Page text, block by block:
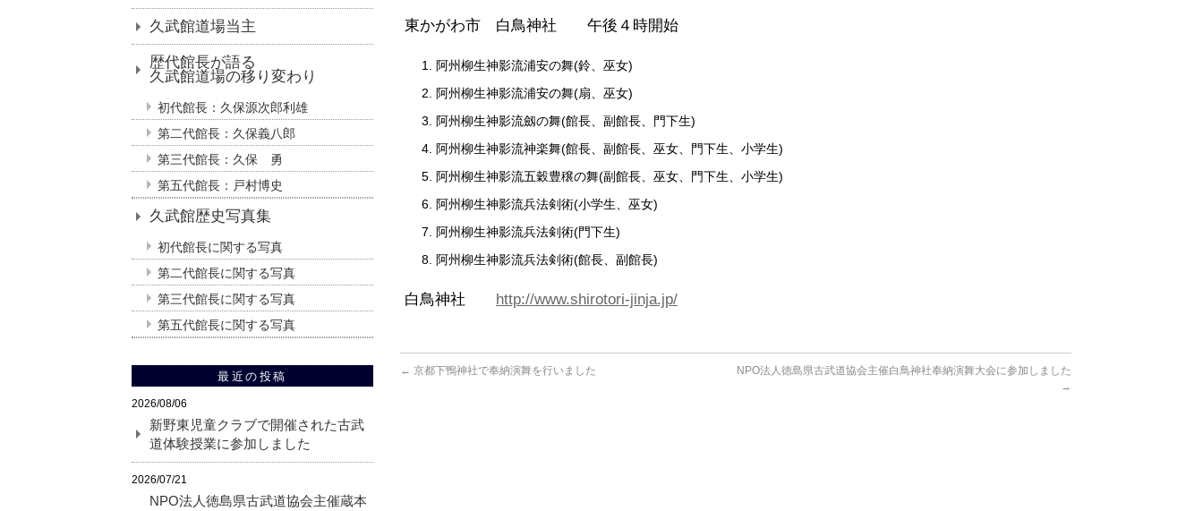
東かがわ市 白鳥神社 午後４時開始
阿州柳生神影流浦安の舞(鈴、巫女)
阿州柳生神影流浦安の舞(扇、巫女)
阿州柳生神影流劔の舞(館長、副館長、門下生)
阿州柳生神影流神楽舞(館長、副館長、巫女、門下生、小学生)
阿州柳生神影流五穀豊穣の舞(副館長、巫女、門下生、小学生)
阿州柳生神影流兵法剣術(小学生、巫女)
阿州柳生神影流兵法剣術(門下生)
阿州柳生神影流兵法剣術(館長、副館長)
白鳥神社 http://www.shirotori-jinja.jp/
← 京都下鴨神社で奉納演舞を行いました
NPO法人徳島県古武道協会主催白鳥神社奉納演舞大会に参加しました
→
久武館道場当主
歴代館長が語る
久武館道場の移り変わり
初代館長：久保源次郎利雄
第二代館長：久保義八郎
第三代館長：久保 勇
第五代館長：戸村博史
久武館歴史写真集
初代館長に関する写真
第二代館長に関する写真
第三代館長に関する写真
第五代館長に関する写真
最近の投稿
2026/08/06
新野東児童クラブで開催された古武
道体験授業に参加しました
2026/07/21
NPO法人徳島県古武道協会主催蔵本